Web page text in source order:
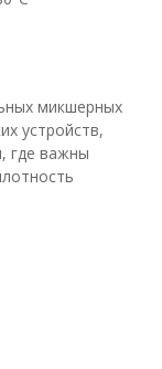
микшерных
устройств,
где важны